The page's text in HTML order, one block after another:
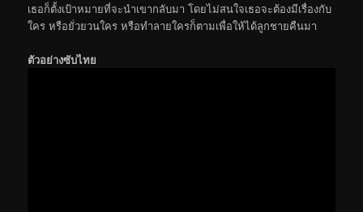
เธอก็ตั้งเป้าหมายที่จะนำเขากลับมา โดยไม่สนใจเธอจะต้องมีเรื่องกับ
ใคร หรือยั่วยวนใคร หรือทำลายใครก็ตามเพื่อให้ได้ลูกชายคืนมา
ตัวอย่างซับไทย